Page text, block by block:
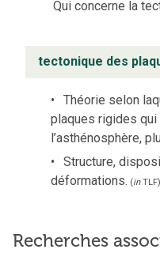
Qui concerne la
tectonique des
Théorie selon
plaques rigides
l’asthénosphère,
Structure,
déformations. (inTLF)
Recherches